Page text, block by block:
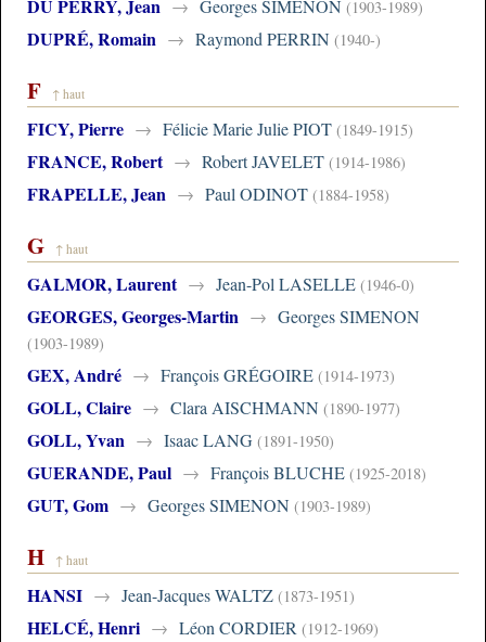
DU PERRY, Jean → Georges SIMENON (1903-1989)
DUPRÉ, Romain → Raymond PERRIN (1940-)
F ↑ haut
FICY, Pierre → Félicie Marie Julie PIOT (1849-1915)
FRANCE, Robert → Robert JAVELET (1914-1986)
FRAPELLE, Jean → Paul ODINOT (1884-1958)
G ↑ haut
GALMOR, Laurent → Jean-Pol LASELLE (1946-0)
GEORGES, Georges-Martin → Georges SIMENON
(1903-1989)
GEX, André → François GRÉGOIRE (1914-1973)
GOLL, Claire → Clara AISCHMANN (1890-1977)
GOLL, Yvan → Isaac LANG (1891-1950)
GUERANDE, Paul → François BLUCHE (1925-2018)
GUT, Gom → Georges SIMENON (1903-1989)
H ↑ haut
HANSI → Jean-Jacques WALTZ (1873-1951)
HELCÉ, Henri → Léon CORDIER (1912-1969)